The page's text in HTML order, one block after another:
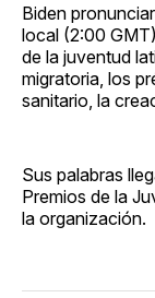
Biden
local (2:00
de la juventud
migratoria, los
sanitario, la
Sus palabras
Premios de la
la organización.